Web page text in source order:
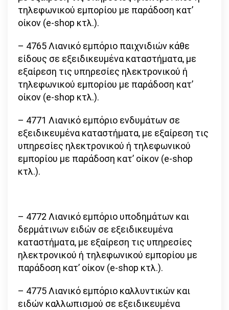
τηλεφωνικού εμπορίου με παράδοση κατ’
οίκον (e-shop κτλ.).
– 4765 Λιανικό εμπόριο παιχνιδιών κάθε
είδους σε εξειδικευμένα καταστήματα, με
εξαίρεση τις υπηρεσίες ηλεκτρονικού ή
τηλεφωνικού εμπορίου με παράδοση κατ’
οίκον (e-shop κτλ.).
– 4771 Λιανικό εμπόριο ενδυμάτων σε
εξειδικευμένα καταστήματα, με εξαίρεση τις
υπηρεσίες ηλεκτρονικού ή τηλεφωνικού
εμπορίου με παράδοση κατ’ οίκον (e-shop
κτλ.).
– 4772 Λιανικό εμπόριο υποδημάτων και
δερμάτινων ειδών σε εξειδικευμένα
καταστήματα, με εξαίρεση τις υπηρεσίες
ηλεκτρονικού ή τηλεφωνικού εμπορίου με
παράδοση κατ’ οίκον (e-shop κτλ.).
– 4775 Λιανικό εμπόριο καλλυντικών και
ειδών καλλωπισμού σε εξειδικευμένα